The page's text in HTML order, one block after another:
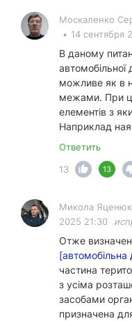
Москаленко
• 14 сентября
В даному
можливе як в
межами. При
елементів з
Наприклад
Ответить
13
13
Микола
2025 21:30
Отже
[автомобільна
частина
з усіма
засобами
призначена